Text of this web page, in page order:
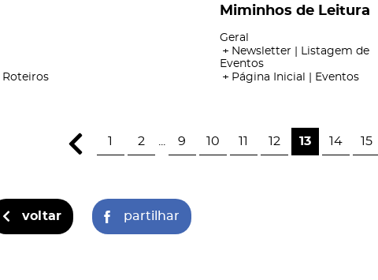
Roteiros
Miminhos de Leitura
Geral
Newsletter | Listagem de
Eventos
Página Inicial | Eventos
1 2 9 10 11 12 13 14 15
voltar partilhar